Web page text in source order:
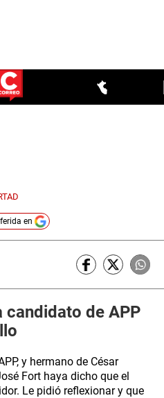
en
candidato de APP
y hermano de César
Fort haya dicho que el
Le pidió reflexionar y que